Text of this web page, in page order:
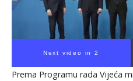
Next video in 1
Prema Programu rada Vijeća